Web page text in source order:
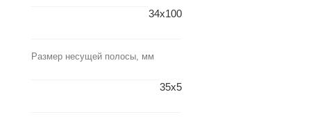
34x100
Размер несущей полосы, мм
35x5